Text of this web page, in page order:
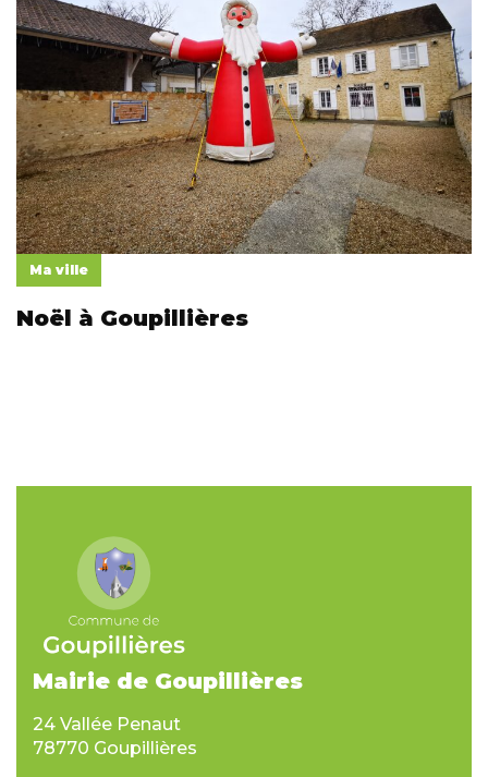
Ma ville
Noël à Goupillières
Mairie de Goupillières
24 Vallée Penaut
78770 Goupillières